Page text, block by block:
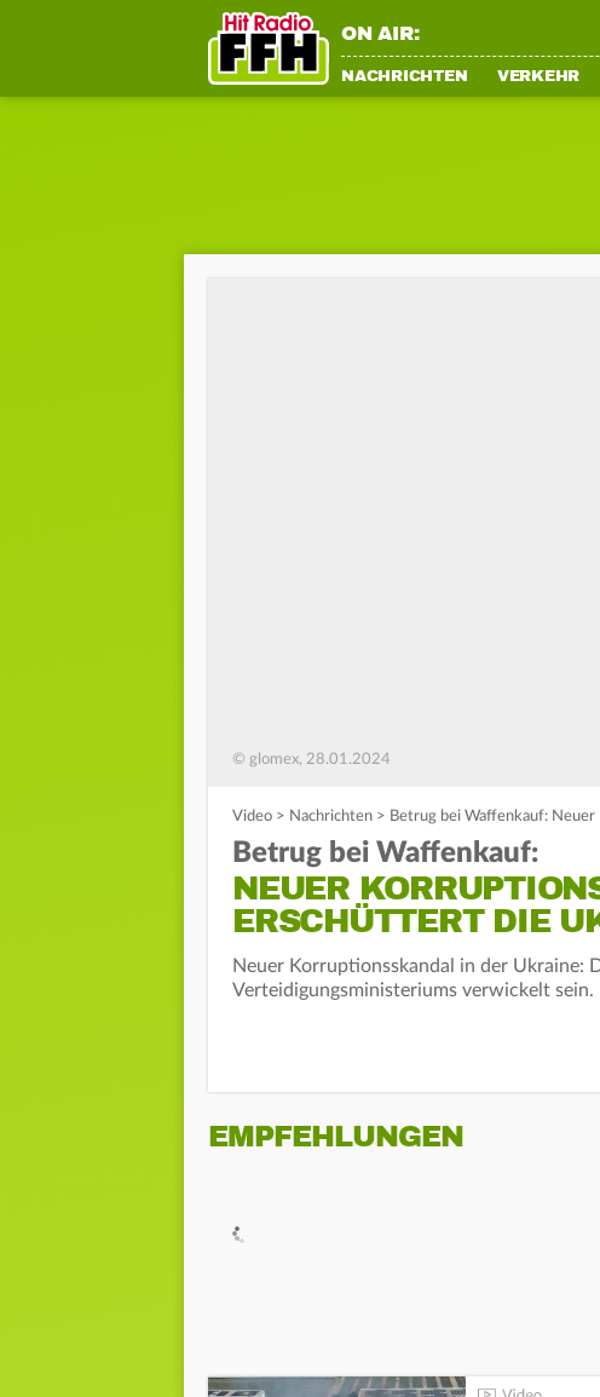
ON AIR:
NACHRICHTEN VERKEHR
© glomex, 28.01.2024
Video > Nachrichten > Betrug bei Waffenkauf:
Betrug bei Waffenkauf:
NEUER
ERSCHÜTTERT DIE
Neuer Korruptionsskandal in der Ukraine:
Verteidigungsministeriums verwickelt
EMPFEHLUNGEN